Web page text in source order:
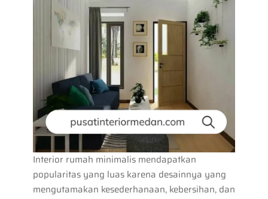
Interior rumah minimalis mendapatkan
popularitas yang luas karena desainnya yang
mengutamakan kesederhanaan, kebersihan, dan